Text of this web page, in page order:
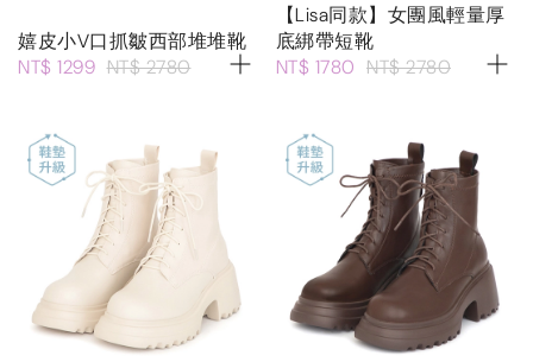
嬉皮小V口抓皺西部堆堆靴
NT$ 1299 NT$ 2780
【Lisa同款】女團風輕量厚
底綁帶短靴
NT$ 1780 NT$ 2780